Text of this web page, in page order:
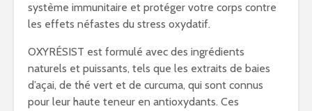
système immunitaire et protéger votre corps contre
les effets néfastes du stress oxydatif.
OXYRÉSIST est formulé avec des ingrédients
naturels et puissants, tels que les extraits de baies
d’açai, de thé vert et de curcuma, qui sont connus
pour leur haute teneur en antioxydants. Ces